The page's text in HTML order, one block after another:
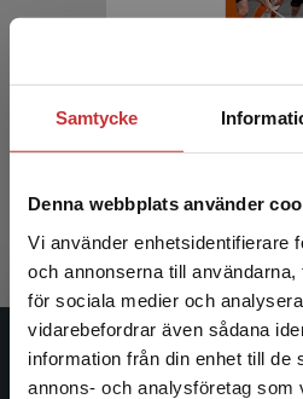
Samtycke
Denna webbplats använder
Vi använder enhetsidentifierare
och annonserna till
för sociala medier och
vidarebefordrar även sådana
information från din enhet till de
annons- och analysföretag som
Begränsad
471 kr inkl. moms
Studentlitteratur